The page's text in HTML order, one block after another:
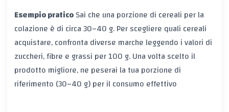
Esempio praticoSai che una porzione di cereali per la
colazione è di circa 30–40 g. Per scegliere quali cereali
acquistare, confronta diverse marche leggendo i valori di
zuccheri, fibre e grassi per 100 g. Una volta scelto il
prodotto migliore, ne peserai la tua porzione di
riferimento (30–40 g) per il consumo effettivo